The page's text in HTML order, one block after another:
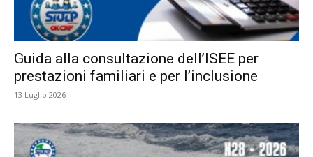
Guida alla consultazione dell’ISEE per
prestazioni familiari e per l’inclusione
13 Luglio 2026